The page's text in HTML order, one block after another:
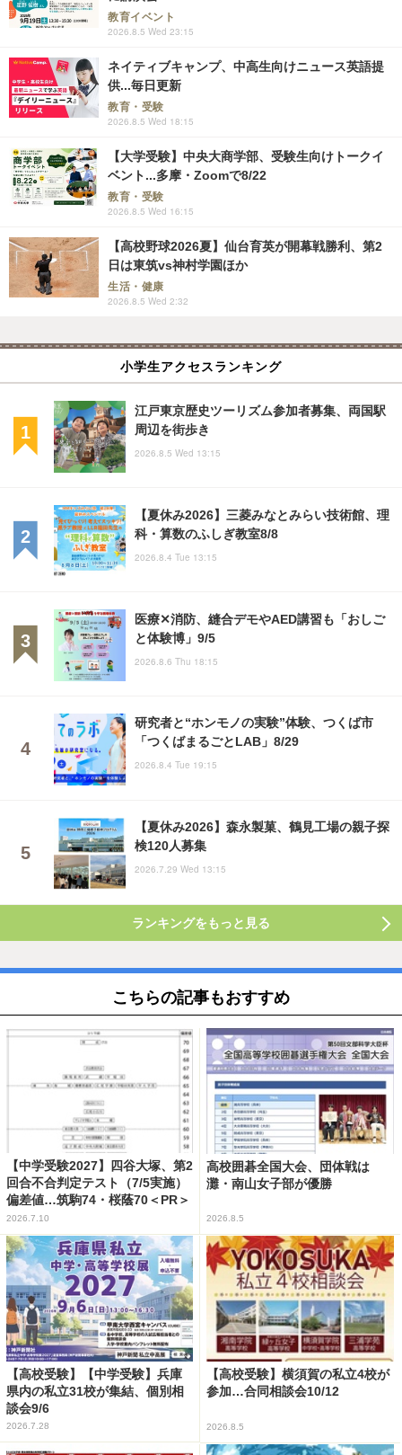
教育イベント
2026.8.5 Wed 23:15
ネイティブキャンプ、中高生向けニュース英語提
供...毎日更新
教育・受験
2026.8.5 Wed 18:15
【大学受験】中央大商学部、受験生向けトークイ
ベント...多摩・Zoomで8/22
教育・受験
2026.8.5 Wed 16:15
【高校野球2026夏】仙台育英が開幕戦勝利、第2
日は東筑vs神村学園ほか
生活・健康
2026.8.5 Wed 2:32
小学生アクセスランキング
江戸東京歴史ツーリズム参加者募集、両国駅
周辺を街歩き
2026.8.5 Wed 13:15
【夏休み2026】三菱みなとみらい技術館、理
科・算数のふしぎ教室8/8
2026.8.4 Tue 13:15
医療✕消防、縫合デモやAED講習も「おしご
と体験博」9/5
2026.8.6 Thu 18:15
研究者と“ホンモノの実験”体験、つくば市
「つくばまるごとLAB」8/29
2026.8.4 Tue 19:15
【夏休み2026】森永製菓、鶴見工場の親子探
検120人募集
2026.7.29 Wed 13:15
ランキングをもっと見る
こちらの記事もおすすめ
【中学受験2027】四谷大塚、第2
回合不合判定テスト（7/5実施）
偏差値…筑駒74・桜蔭70＜PR＞
2026.7.10
高校囲碁全国大会、団体戦は
灘・南山女子部が優勝
2026.8.5
【高校受験】【中学受験】兵庫
県内の私立31校が集結、個別相
談会9/6
2026.7.28
【高校受験】横須賀の私立4校が
参加…合同相談会10/12
2026.8.5